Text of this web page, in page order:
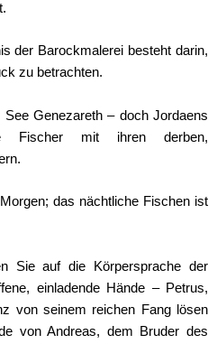
der Barockmalerei besteht darin,
zu betrachten.
Genezareth – doch Jordaens
Fischer mit ihren derben,
das nächtliche Fischen ist
Sie auf die Körpersprache der
einladende Hände – Petrus,
von seinem reichen Fang lösen
von Andreas, dem Bruder des